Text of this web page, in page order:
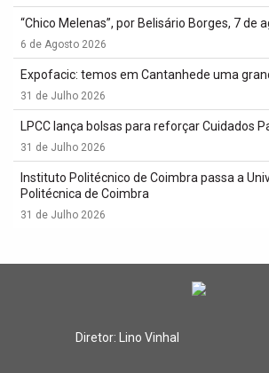
“Chico Melenas”, por Belisário Borges, 7 de
6 de Agosto 2026
Expofacic: temos em Cantanhede uma
31 de Julho 2026
LPCC lança bolsas para reforçar Cuidados
31 de Julho 2026
Instituto Politécnico de Coimbra passa a
Politécnica de Coimbra
31 de Julho 2026
Diretor: Lino Vinhal